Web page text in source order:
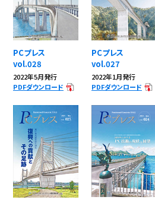
PCプレス
vol.028
2022年5月発行
PDFダウンロード
PCプレス
vol.027
2022年1月発行
PDFダウンロード